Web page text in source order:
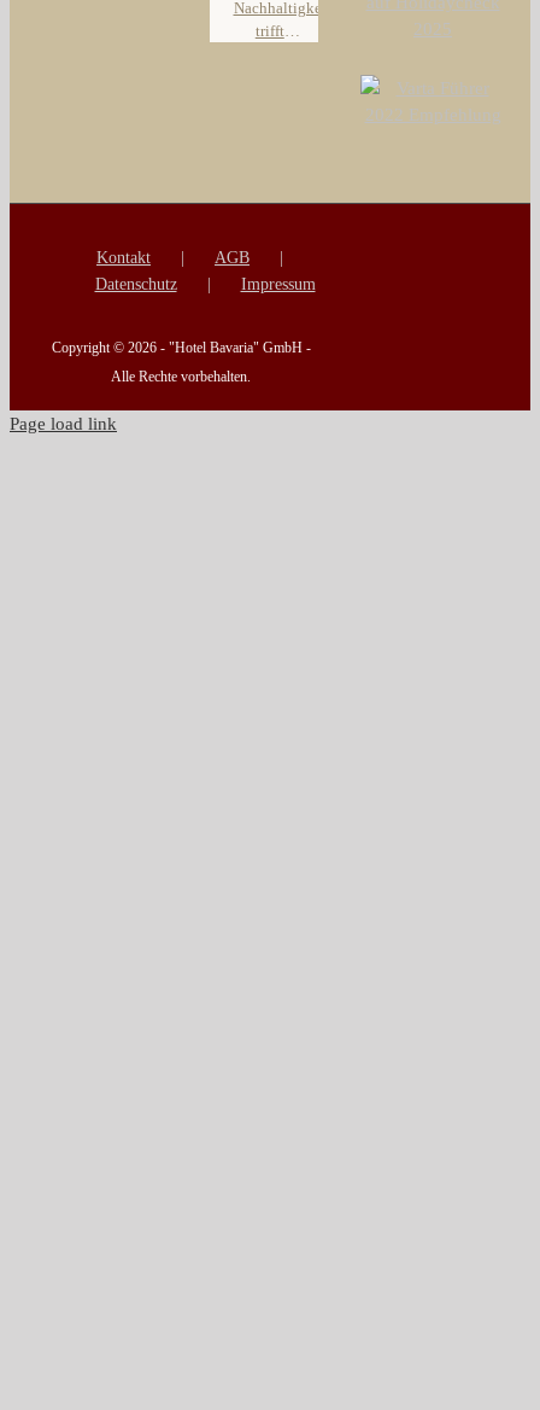
Oldenburg
2026
Nachhaltigkeit
trifft
Kontakt
AGB
Datenschutz
Impressum
Copyright © 2026 - "Hotel Bavaria" GmbH -
Alle Rechte vorbehalten.
Page load link